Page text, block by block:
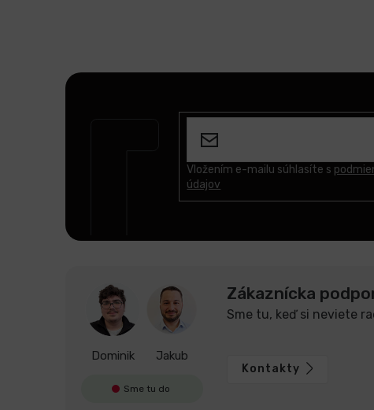
Vložením e-mailu súhlasíte s
údajov
Dominik Jakub
Sme tu do
Zákaznícka
Sme tu, keď si neviete
Kontakty